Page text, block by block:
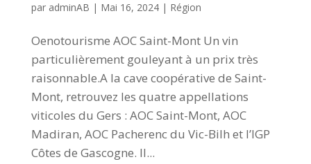
par adminAB | Mai 16, 2024| Région
Oenotourisme AOC Saint-Mont Un vin
particulièrement gouleyant à un prix très
raisonnable.A la cave coopérative de Saint-
Mont, retrouvez les quatre appellations
viticoles du Gers : AOC Saint-Mont, AOC
Madiran, AOC Pacherenc du Vic-Bilh et l’IGP
Côtes de Gascogne. Il...